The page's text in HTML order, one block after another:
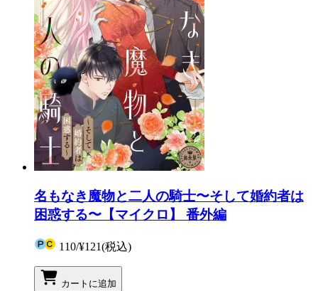
名もなき魔物と二人の騎士〜そして婚約者は
困惑する〜【マイクロ】 番外編
110/¥121(税込)
カートに追加